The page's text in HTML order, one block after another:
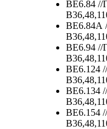
ВЕ6.84 //
ВЕ6.84А
ВЕ6.94 //
ВЕ6.124
ВЕ6.134
ВЕ6.154